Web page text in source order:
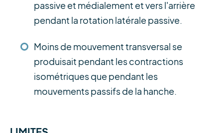
passive et médialement et vers l'arrière
pendant la rotation latérale passive.
Moins de mouvement transversal se
produisait pendant les contractions
isométriques que pendant les
mouvements passifs de la hanche.